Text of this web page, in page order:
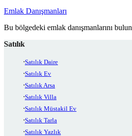
Emlak Danışmanları
Bu bölgedeki emlak danışmanlarını bulun
Satılık
Satılık Daire
Satılık Ev
Satılık Arsa
Satılık Villa
Satılık Müstakil Ev
Satılık Tarla
Satılık Yazlık